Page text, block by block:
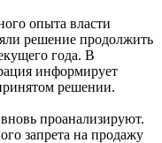
опыта власти
решение продолжить
года. В
информирует
решении.
проанализируют.
запрета на продажу